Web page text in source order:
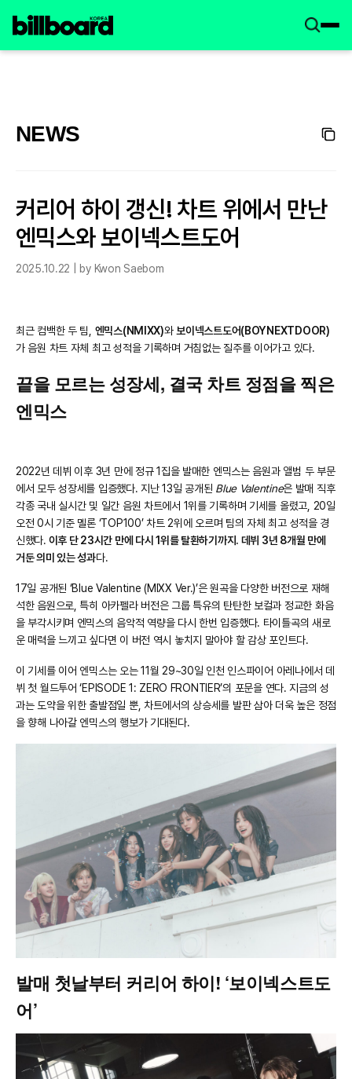
NEWS
커리어 하이 갱신! 차트 위에서 만난
엔믹스와 보이넥스트도어
2025.10.22 | by Kwon Saebom
최근 컴백한 두 팀, 엔믹스(NMIXX)와 보이넥스트도어(BOYNEXTDOOR)
가 음원 차트 자체 최고 성적을 기록하며 거침없는 질주를 이어가고 있다.
끝을 모르는 성장세, 결국 차트 정점을 찍은
엔믹스
2022년 데뷔 이후 3년 만에 정규 1집을 발매한 엔믹스는 음원과 앨범 두 부문
에서 모두 성장세를 입증했다. 지난 13일 공개된 Blue Valentine은 발매 직후
각종 국내 실시간 및 일간 음원 차트에서 1위를 기록하며 기세를 올렸고, 20일
오전 0시 기준 멜론 ‘TOP100’ 차트 2위에 오르며 팀의 자체 최고 성적을 경
신했다. 이후 단 23시간 만에 다시 1위를 탈환하기까지. 데뷔 3년 8개월 만에
거둔 의미 있는 성과다.
17일 공개된 ‘Blue Valentine (MIXX Ver.)’은 원곡을 다양한 버전으로 재해
석한 음원으로, 특히 아카펠라 버전은 그룹 특유의 탄탄한 보컬과 정교한 화음
을 부각시키며 엔믹스의 음악적 역량을 다시 한번 입증했다. 타이틀곡의 새로
운 매력을 느끼고 싶다면 이 버전 역시 놓치지 말아야 할 감상 포인트다.
이 기세를 이어 엔믹스는 오는 11월 29~30일 인천 인스파이어 아레나에서 데
뷔 첫 월드투어 ‘EPISODE 1: ZERO FRONTIER’의 포문을 연다. 지금의 성
과는 도약을 위한 출발점일 뿐, 차트에서의 상승세를 발판 삼아 더욱 높은 정점
을 향해 나아갈 엔믹스의 행보가 기대된다.
발매 첫날부터 커리어 하이! ‘보이넥스트도
어’